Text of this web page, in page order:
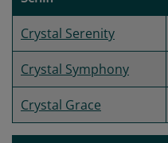
Crystal Serenity
Crystal Symphony
Crystal Grace